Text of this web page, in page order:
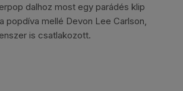
dalhoz most egy parádés klip
popdíva mellé Devon Lee Carlson,
is csatlakozott.